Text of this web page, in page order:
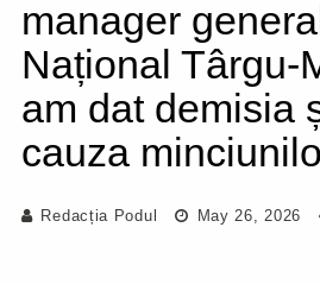
manager
Național Târgu-
am dat demisia
cauza
Redacția Podul May 26, 2026